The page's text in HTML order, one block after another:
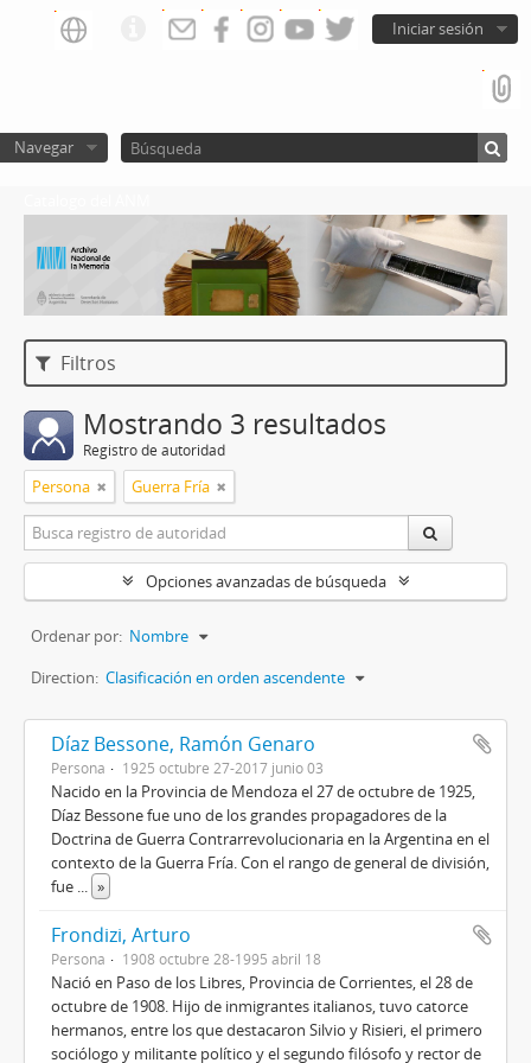
Iniciar sesión
Navegar
Filtros
Mostrando 3 resultados
Registro de autoridad
Persona Guerra Fría
Opciones avanzadas de búsqueda
Ordenar por: Nombre
Direction: Clasificación en orden ascendente
Díaz Bessone, Ramón Genaro
Persona 1925 octubre 27-2017 junio 03
Nacido en la Provincia de Mendoza el 27 de octubre de 1925,
Díaz Bessone fue uno de los grandes propagadores de la
Doctrina de Guerra Contrarrevolucionaria en la Argentina en el
contexto de la Guerra Fría. Con el rango de general de división,
fue ... »
Frondizi, Arturo
Persona 1908 octubre 28-1995 abril 18
Nació en Paso de los Libres, Provincia de Corrientes, el 28 de
octubre de 1908. Hijo de inmigrantes italianos, tuvo catorce
hermanos, entre los que destacaron Silvio y Risieri, el primero
sociólogo y militante político y el segundo filósofo y rector de